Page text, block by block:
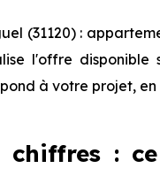
(31120) :
l'offre disponible
à votre projet,
chiffres :